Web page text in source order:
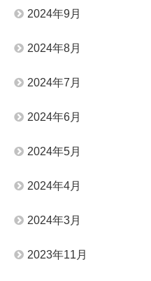
2024年9月
2024年8月
2024年7月
2024年6月
2024年5月
2024年4月
2024年3月
2023年11月